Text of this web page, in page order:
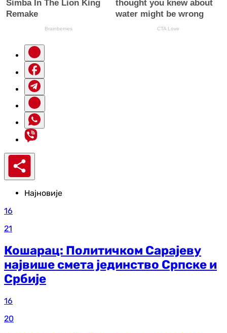
Најновије
16
21
Кошарац: Политичком Сарајеву
највише смета јединство Српске и
Србије
16
20